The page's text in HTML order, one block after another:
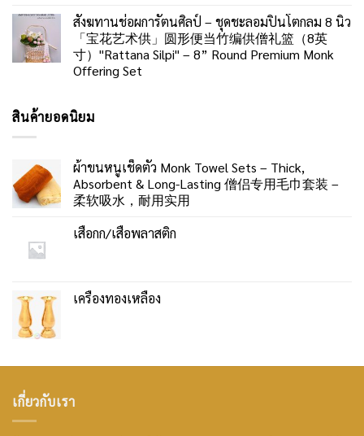
สังฆทานช่อผการัตนศิลป์ – ชุดชะลอมปิ่นโตกลม 8 นิ้ว
「宝花艺术供」圆形便当竹编供僧礼篮（8英
寸）"Rattana Silpi" – 8” Round Premium Monk
Offering Set
สินค้ายอดนิยม
ผ้าขนหนูเช็ดตัว Monk Towel Sets – Thick,
Absorbent & Long-Lasting 僧侣专用毛巾套装 –
柔软吸水，耐用实用
เสื่อกก/เสื่อพลาสติก
เครื่องทองเหลือง
เกี่ยวกับเรา